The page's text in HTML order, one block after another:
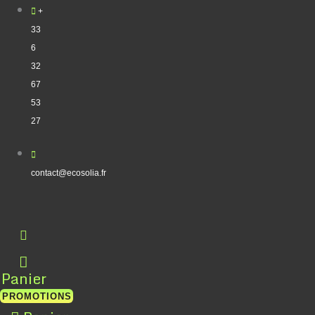
Aller
contenu
+
33
6
32
67
53
27
contact@ecosolia.fr
Panier
PROMOTIONS